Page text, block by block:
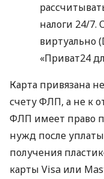
налоги 24/
виртуально
«Приват24
Карта привязана
счету ФЛП, а не к
ФЛП имеет право
нужд после уплаты
получения
карты Visa или